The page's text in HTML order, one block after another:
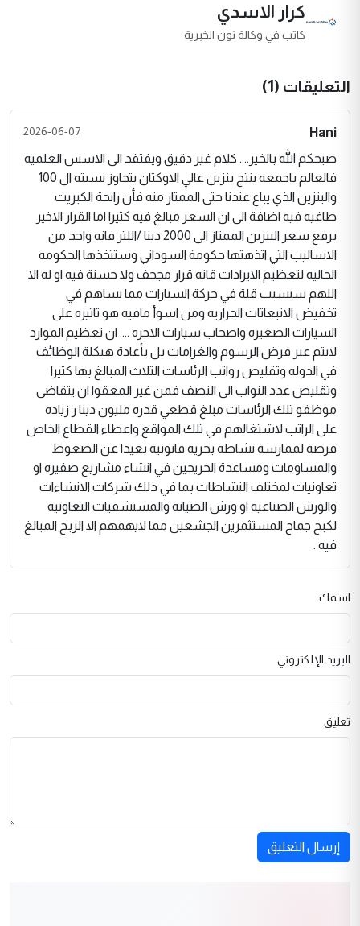
كرار الاسدي
كاتب في وكالة نون الخبرية
التعليقات (1)
Hani
2026-06-07
صبحكم الله بالخير.... كلام غير دقيق ويفتقد الى الاسس العلميه
فالعالم باجمعه ينتج بنزين عالي الاوكتان يتجاوز نسبته ال 100
والبنزين الذي يباع عندنا حتى الممتاز منه فأن راىحة الكبريت
طاغيه فيه اضافة الى ان السعر مبالغ فيه كثيرا اما القرار الاخير
برفع سعر البنزين الممتاز الى 2000 دينا /اللتر فانه واحد من
الاساليب التي اتذهتها حكومة السوداني وستتخذها الحكومه
الحاليه لتعظيم الايرادات قانه قرار مجحف ولا حسنة فيه او له الا
اللهم سيسبب قلة في حركة السيارات مما يساهم في
تخفيض الانبعاثات الحراريه ومن اسوأ مافيه هو تاثيره على
السيارات الصغيره واصحاب سيارات الاجره .... ان تعظيم الموارد
لايتم عبر فرض الرسوم والغرامات بل بأعادة هيكلة الوظائف
في الدوله وتقليص رواتب الرئاسات الثلاث المبالغ بها كثيرا
وتقليص عدد النواب الى النصف فمن غير المعقوا ان يتقاضى
موظفو تلك الرئاسات مبلغ قطعي قدره مليون دينا ر زياده
على الراتب لاشتغالهم في تلك المواقع واعطاء القطاع الخاص
فرصة لممارسة نشاطه بحريه قانونيه بعيدا عن الضغوط
والمساومات ومساعدة الخريجين في انشاء مشاريع صفيره او
تعاونيات لمختلف النشاطات بما في ذلك شركات الانشاءات
والورش الصناعيه او ورش الصيانه والمستشفيات التعاونيه
لكبح جماح المستثمرين الجشعين مما لايهمهم الا الربح المبالغ
فيه .
اسمك
البريد الإلكتروني
تعليق
إرسال التعليق